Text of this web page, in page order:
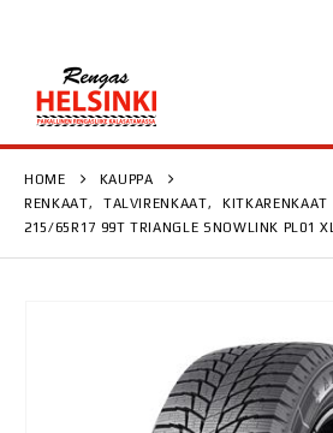
HOME
KAUPPA
RENKAAT, TALVIRENKAAT,
KITKARENKAAT
215/65R17 99T TRIANGLE SNOWLINK PL01 XL